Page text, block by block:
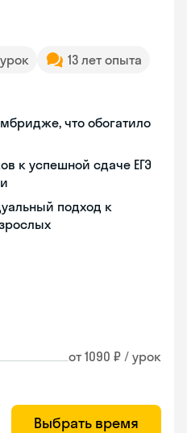
13 лет опыта
что обогатило
к успешной сдаче ЕГЭ
подход к
от 1090 ₽ / урок
Выбрать время